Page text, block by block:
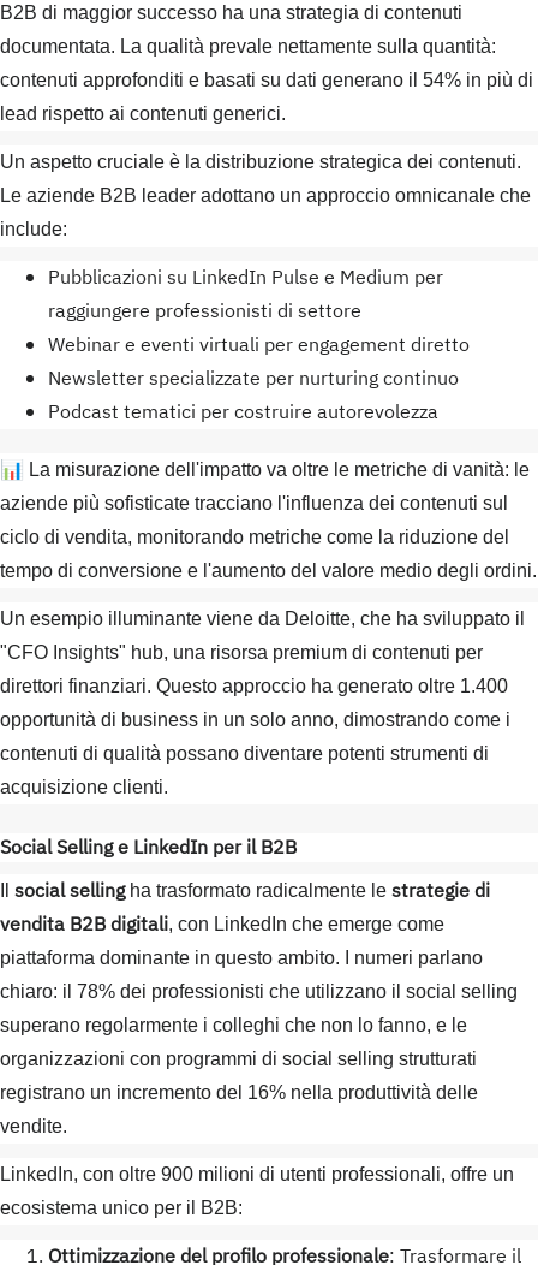
B2B di maggior successo ha una strategia di contenuti
documentata. La qualità prevale nettamente sulla quantità:
contenuti approfonditi e basati su dati generano il 54% in più di
lead rispetto ai contenuti generici.
Un aspetto cruciale è la distribuzione strategica dei contenuti.
Le aziende B2B leader adottano un approccio omnicanale che
include:
Pubblicazioni su LinkedIn Pulse e Medium per
raggiungere professionisti di settore
Webinar e eventi virtuali per engagement diretto
Newsletter specializzate per nurturing continuo
Podcast tematici per costruire autorevolezza
📊 La misurazione dell'impatto va oltre le metriche di vanità: le
aziende più sofisticate tracciano l'influenza dei contenuti sul
ciclo di vendita, monitorando metriche come la riduzione del
tempo di conversione e l'aumento del valore medio degli ordini.
Un esempio illuminante viene da Deloitte, che ha sviluppato il
"CFO Insights" hub, una risorsa premium di contenuti per
direttori finanziari. Questo approccio ha generato oltre 1.400
opportunità di business in un solo anno, dimostrando come i
contenuti di qualità possano diventare potenti strumenti di
acquisizione clienti.
Social Selling e LinkedIn per il B2B
social sellingha trasformato radicalmente le strategie di
vendita B2B digitali, con LinkedIn che emerge come
piattaforma dominante in questo ambito. I numeri parlano
chiaro: il 78% dei professionisti che utilizzano il social selling
superano regolarmente i colleghi che non lo fanno, e le
organizzazioni con programmi di social selling strutturati
registrano un incremento del 16% nella produttività delle
vendite.
LinkedIn, con oltre 900 milioni di utenti professionali, offre un
ecosistema unico per il B2B:
Ottimizzazione del profilo professionale: Trasformare il